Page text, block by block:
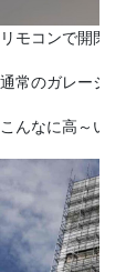
リモコンで開閉
通常のガレージ
こんなに高～い